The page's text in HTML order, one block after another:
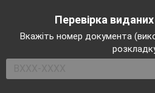
Перевірка
Вкажіть номер документа